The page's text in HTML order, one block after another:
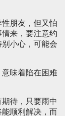
朋友，但又怕
来，要注意约
小心，可能会
味着陷在困难
待，只要雨中
顺利解决，而